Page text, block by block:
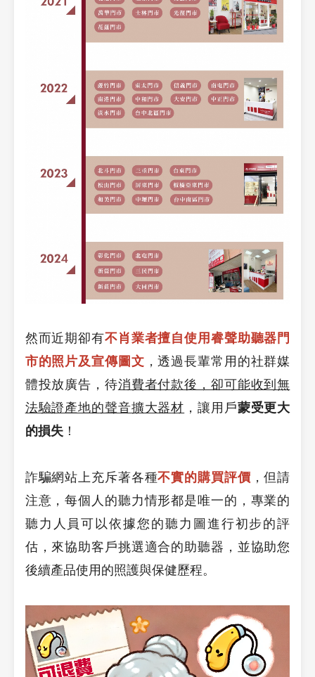
然而近期卻有不肖業者擅自使用睿聲助聽器門
市的照片及宣傳圖文 ，透過長輩常用的社群媒
體投放廣告，待消費者付款後，卻可能收到無
法驗證產地的聲音擴大器材 ，讓用戶蒙受更大
的損失！
詐騙網站上充斥著各種不實的購買評價 ，但請
注意，每個人的聽力情形都是唯一的，專業的
聽力人員可以依據您的聽力圖進行初步的評
估，來協助客戶挑選適合的助聽器，並協助您
後續產品使用的照護與保健歷程。